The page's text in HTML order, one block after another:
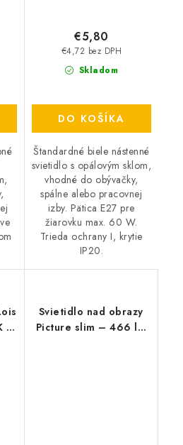
Skladom
€4,72 bez DPH
€5,80
DO KOŠÍKA
Štandardné biele nástenné
svietidlo s opálovým sklom,
vhodné do obývačky,
spálne alebo pracovnej
izby. Pätica E27 pre
žiarovku max. 60 W.
Trieda ochrany I, krytie
IP20.
–
Svietidlo nad obrazy
Picture slim – 466 lm